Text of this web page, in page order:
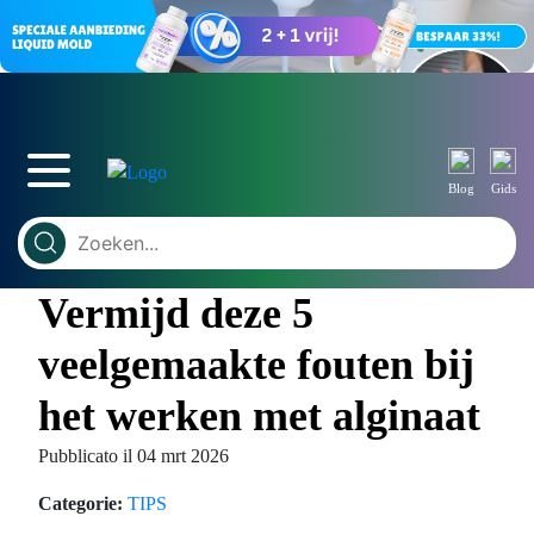
Blog Gids
Vermijd deze 5
veelgemaakte fouten bij
het werken met alginaat
Pubblicato il 04 mrt 2026
Categorie: TIPS